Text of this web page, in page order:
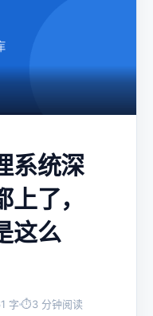
系统深
了，
这么
字 ⏱3 分钟阅读